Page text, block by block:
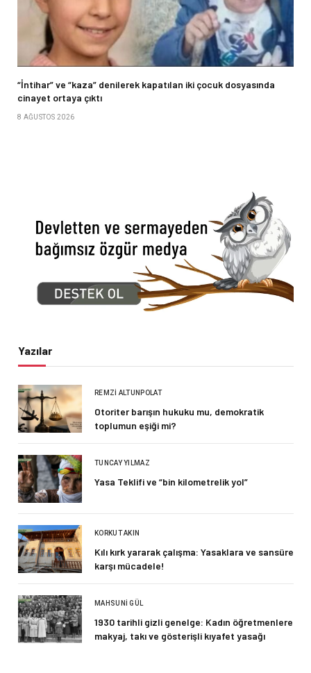
“İntihar” ve “kaza” denilerek kapatılan iki çocuk dosyasında
cinayet ortaya çıktı
8 AĞUSTOS 2026
Yazılar
REMZI ALTUNPOLAT
Otoriter barışın hukuku mu, demokratik
toplumun eşiği mi?
TUNCAY YILMAZ
Yasa Teklifi ve “bin kilometrelik yol”
KORKUT AKIN
Kılı kırk yararak çalışma: Yasaklara ve sansüre
karşı mücadele!
MAHSUNI GÜL
1930 tarihli gizli genelge: Kadın öğretmenlere
makyaj, takı ve gösterişli kıyafet yasağı